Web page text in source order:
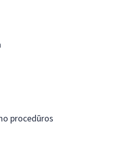
procedūros